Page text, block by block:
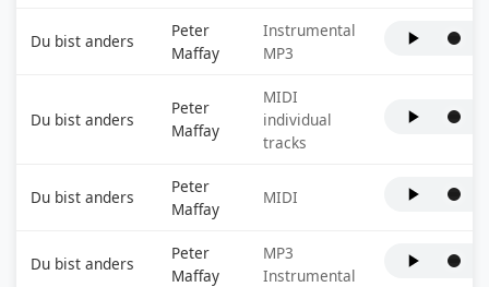
Du bist anders
Peter
Maffay
Instrumental
MP3
Du bist anders
Peter
Maffay
MIDI
individual
tracks
Du bist anders
Peter
Maffay
MIDI
Du bist anders
Peter
Maffay
MP3
Instrumental